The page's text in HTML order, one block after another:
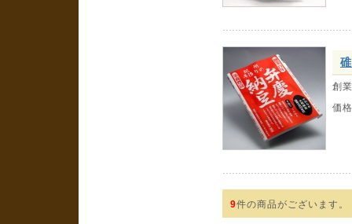
創
価格
9件の商品がございます。